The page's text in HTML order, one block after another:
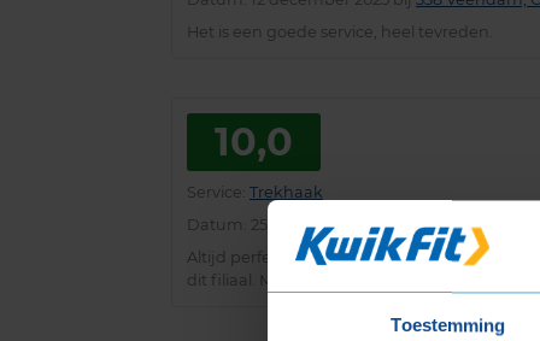
Toestemming
Het is een goede service, heel tevreden.
10,0
Service Trekhaak
Datum
: 25 november 2025 bij 365
Altijd perfect in appingedam, Vriendelijk
dit filiaal. Mvg Fam Dekker Appingedam